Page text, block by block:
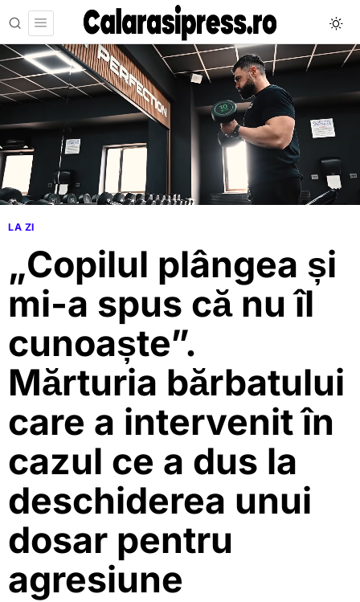
LA ZI
„Copilul plângea și
mi-a spus că nu îl
cunoaște”.
Mărturia bărbatului
care a intervenit în
cazul ce a dus la
deschiderea unui
dosar pentru
agresiune